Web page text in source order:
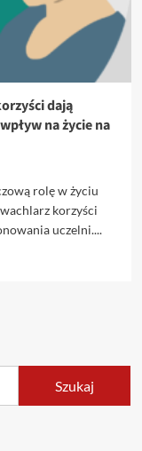
dają
na życie na
rolę w życiu
korzyści
uczelni....
Szukaj